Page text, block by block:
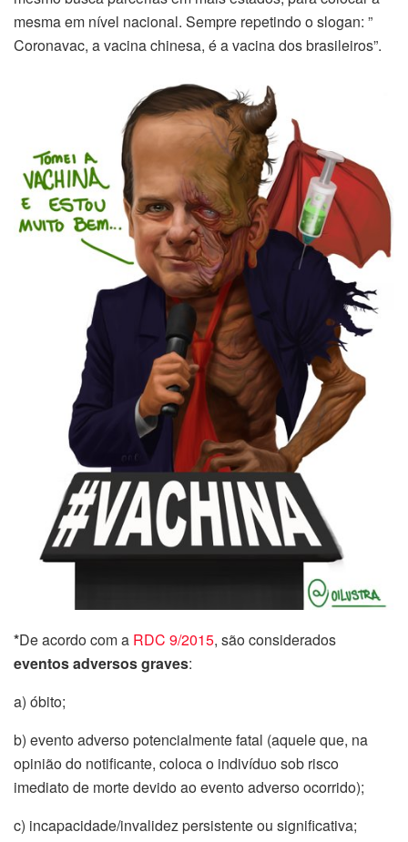
mesma em nível nacional. Sempre repetindo o slogan: ”
Coronavac, a vacina chinesa, é a vacina dos brasileiros”.
*De acordo com a RDC 9/2015, são considerados
eventos adversos graves:
a) óbito;
b) evento adverso potencialmente fatal (aquele que, na
opinião do notificante, coloca o indivíduo sob risco
imediato de morte devido ao evento adverso ocorrido);
c) incapacidade/invalidez persistente ou significativa;